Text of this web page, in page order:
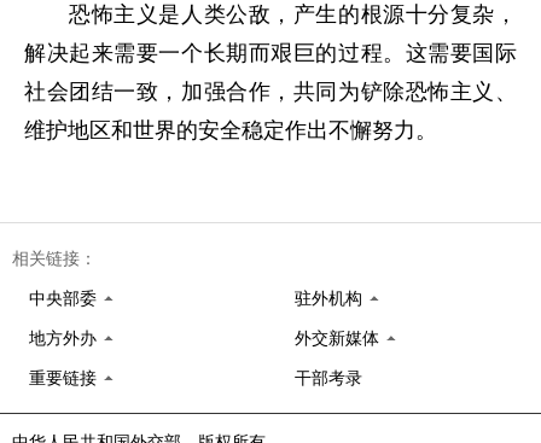
恐怖主义是人类公敌，产生的根源十分复杂，
解决起来需要一个长期而艰巨的过程。这需要国际
社会团结一致，加强合作，共同为铲除恐怖主义、
维护地区和世界的安全稳定作出不懈努力。
相关链接：
中央部委 驻外机构
地方外办 外交新媒体
重要链接 干部考录